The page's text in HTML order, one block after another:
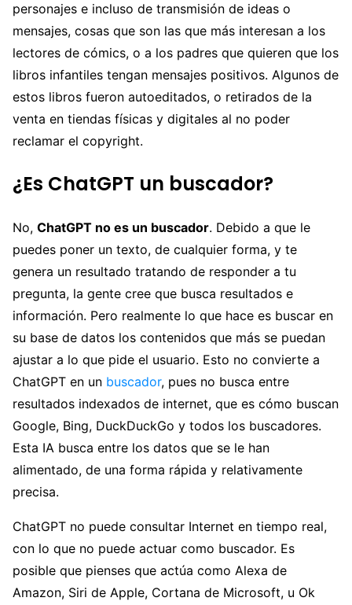
personajes e incluso de transmisión de ideas o
mensajes, cosas que son las que más interesan a los
lectores de cómics, o a los padres que quieren que los
libros infantiles tengan mensajes positivos. Algunos de
estos libros fueron autoeditados, o retirados de la
venta en tiendas físicas y digitales al no poder
reclamar el copyright.
¿Es ChatGPT un buscador?
No, ChatGPT no es un buscador. Debido a que le
puedes poner un texto, de cualquier forma, y te
genera un resultado tratando de responder a tu
pregunta, la gente cree que busca resultados e
información. Pero realmente lo que hace es buscar en
su base de datos los contenidos que más se puedan
ajustar a lo que pide el usuario. Esto no convierte a
ChatGPT en un buscador, pues no busca entre
resultados indexados de internet, que es cómo buscan
Google, Bing, DuckDuckGo y todos los buscadores.
Esta IA busca entre los datos que se le han
alimentado, de una forma rápida y relativamente
precisa.
ChatGPT no puede consultar Internet en tiempo real,
con lo que no puede actuar como buscador. Es
posible que pienses que actúa como Alexa de
Amazon, Siri de Apple, Cortana de Microsoft, u Ok